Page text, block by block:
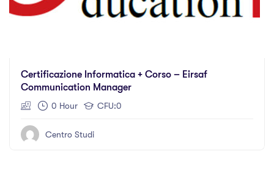
Certificazione Informatica + Corso – Eirsaf
Communication Manager
0 Hour CFU:0
Centro Studi